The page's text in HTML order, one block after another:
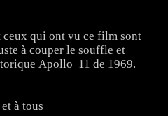
ceux qui ont vu ce film sont
à couper le souffle et
Apollo 11 de 1969.
à tous